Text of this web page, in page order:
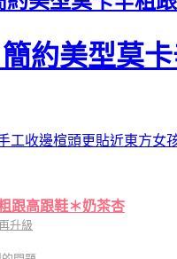
約美型莫
工收邊楦頭更貼近東方
跟高跟鞋＊奶茶杏
升級